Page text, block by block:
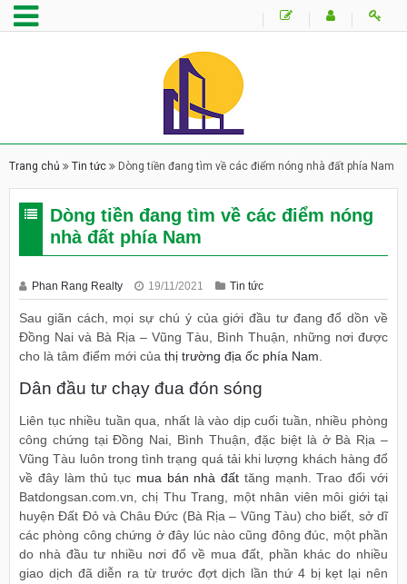
Trang chủ Tin tức Dòng tiền đang tìm về các điểm nóng nhà đất phía Nam
Dòng tiền đang tìm về các điểm nóng
nhà đất phía Nam
Phan Rang Realty 19/11/2021 Tin tức
Sau giãn cách, mọi sự chú ý của giới đầu tư đang đổ dồn về
Đồng Nai và Bà Rịa – Vũng Tàu, Bình Thuận, những nơi được
cho là tâm điểm mới của thị trường địa ốc phía Nam
Dân đầu tư chạy đua đón sóng
Liên tục nhiều tuần qua, nhất là vào dịp cuối tuần, nhiều phòng
công chứng tại Đồng Nai, Bình Thuận, đặc biệt là ở Bà Rịa –
Vũng Tàu luôn trong tình trạng quá tải khi lượng khách hàng đổ
về đây làm thủ tục mua bán nhà đất tăng mạnh. Trao đổi với
Batdongsan.com.vn, chị Thu Trang, một nhân viên môi giới tại
huyện Đất Đỏ và Châu Đức (Bà Rịa – Vũng Tàu) cho biết, sở dĩ
các phòng công chứng ở đây lúc nào cũng đông đúc, một phần
do nhà đầu tư nhiều nơi đổ về mua đất, phần khác do nhiều
giao dịch đã diễn ra từ trước đợt dịch lần thứ 4 bị kẹt lại nên